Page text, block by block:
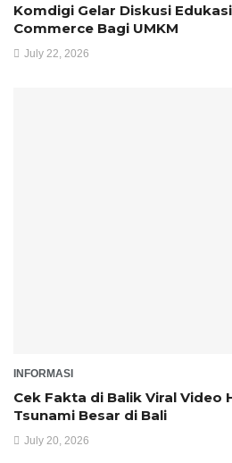
Komdigi Gelar Diskusi
Commerce Bagi UMKM
July 22, 2026
INFORMASI
Cek Fakta di Balik Viral Video
Tsunami Besar di Bali
July 20, 2026